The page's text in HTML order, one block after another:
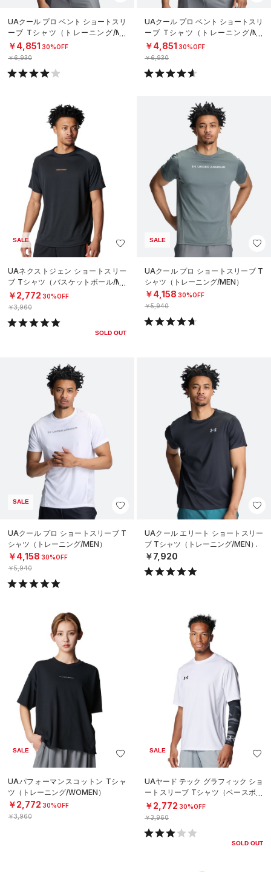
UAクール プロ ベント ショートスリ
ーブ Tシャツ（トレーニング/ME
N）
￥4,851 30%OFF
￥6,930
UAクール プロ ベント ショートスリ
ーブ Tシャツ（トレーニング/ME
N）
￥4,851 30%OFF
￥6,930
SALE
UAネクストジェン ショートスリー
ブ Tシャツ（バスケットボール/ME
N）
￥2,772 30%OFF
￥3,960
SOLD OUT
SALE
UAクール プロ ショートスリーブ T
シャツ（トレーニング/MEN）
￥4,158 30%OFF
￥5,940
SALE
UAクール プロ ショートスリーブ T
シャツ（トレーニング/MEN）
￥4,158 30%OFF
￥5,940
UAクール エリート ショートスリー
ブ Tシャツ（トレーニング/MEN）
￥7,920
SALE
UAパフォーマンスコットン Tシャ
ツ（トレーニング/WOMEN）
￥2,772 30%OFF
￥3,960
SALE
UAヤード テック グラフィック ショ
ートスリーブ Tシャツ（ベースボー
ル/MEN）
￥2,772 30%OFF
￥3,960
SOLD OUT